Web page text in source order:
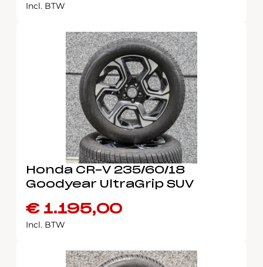
Incl. BTW
Honda CR-V 235/60/18
Goodyear UltraGrip SUV
€1.195,00
Incl. BTW